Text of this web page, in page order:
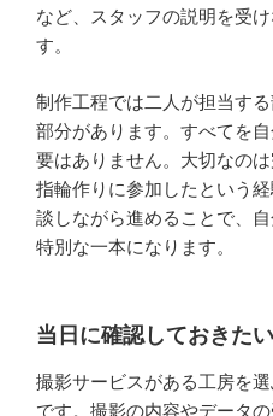
など、スタッフの説明を受
す。
制作工程では二人が担当す
部分があります。すべてを
要はありません。大切なの
指輪作りに参加したという
談しながら進めることで、
特別な一本になります。
当日に確認しておきた
撮影サービスがある工房を
です。撮影の内容やデータ